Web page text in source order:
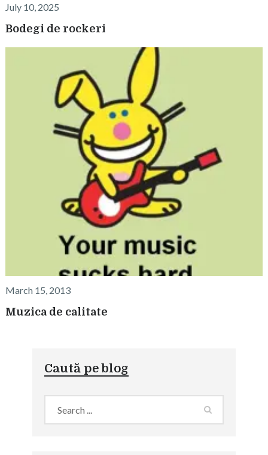
July 10, 2025
Bodegi de rockeri
March 15, 2013
Muzica de calitate
Caută pe blog